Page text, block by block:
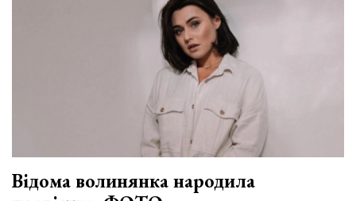
Відома волинянка народила